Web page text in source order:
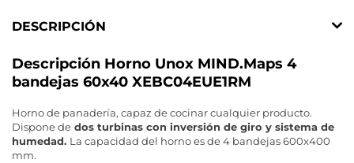
DESCRIPCIÓN
Descripción Horno Unox MIND.Maps 4
bandejas 60x40 XEBC04EUE1RM
Horno de panadería, capaz de cocinar cualquier producto.
Dispone de dos turbinas con inversión de giro y sistema de
humedad. La capacidad del horno es de 4 bandejas 600x400
mm.